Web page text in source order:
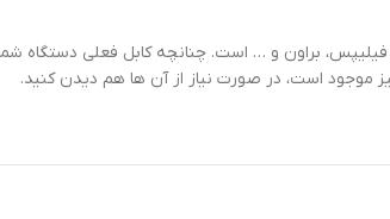
تراش های برق مستقیم 220 ولتی شرکت های فیلیپس، براون و … است.
موجود است، در صورت نیاز از آن ها هم دیدن کنید.